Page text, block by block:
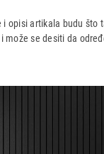
DOO
opisi artikala budu
se desiti da